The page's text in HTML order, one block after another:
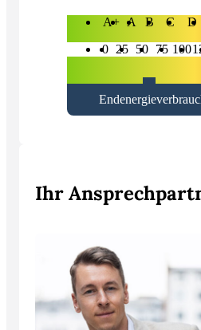
A+ A B C D
0 25 50 75 100
Ihr